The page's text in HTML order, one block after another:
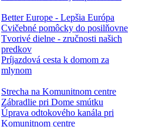
Better Europe - Lepšia Európa
Cvičebné pomôcky do posilňovne
Tvorivé dielne - zručnosti našich
predkov
Príjazdová cesta k domom za
mlynom
Strecha na Komunitnom centre
Zábradlie pri Dome smútku
Úprava odtokového kanála pri
Komunitnom centre